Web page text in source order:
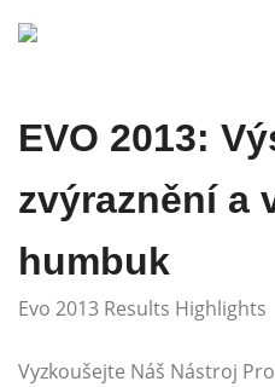
EVO 2013:
zvýraznění a
humbuk
Evo 2013 Results Highlights
Vyzkoušejte Náš Nástroj